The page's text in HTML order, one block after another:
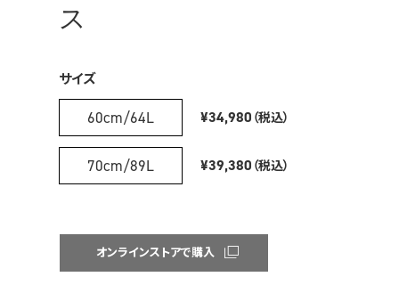
ス
サイズ
60cm/64L ¥34,980 （税込）
70cm/89L ¥39,380 （税込）
オンラインストアで購入